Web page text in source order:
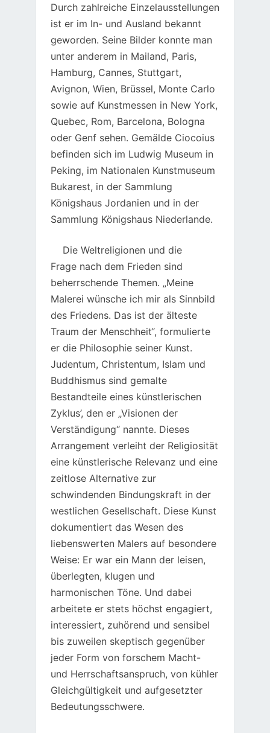
Durch zahlreiche Einzelausstellungen
ist er im In- und Ausland bekannt
geworden. Seine Bilder konnte man
unter anderem in Mailand, Paris,
Hamburg, Cannes, Stuttgart,
Avignon, Wien, Brüssel, Monte Carlo
sowie auf Kunstmessen in New York,
Quebec, Rom, Barcelona, Bologna
oder Genf sehen. Gemälde Ciocoius
befinden sich im Ludwig Museum in
Peking, im Nationalen Kunstmuseum
Bukarest, in der Sammlung
Königshaus Jordanien und in der
Sammlung Königshaus Niederlande.
Die Weltreligionen und die
Frage nach dem Frieden sind
beherrschende Themen. „Meine
Malerei wünsche ich mir als Sinnbild
des Friedens. Das ist der älteste
Traum der Menschheit“, formulierte
er die Philosophie seiner Kunst.
Judentum, Christentum, Islam und
Buddhismus sind gemalte
Bestandteile eines künstlerischen
Zyklus’, den er „Visionen der
Verständigung“ nannte. Dieses
Arrangement verleiht der Religiosität
eine künstlerische Relevanz und eine
zeitlose Alternative zur
schwindenden Bindungskraft in der
westlichen Gesellschaft. Diese Kunst
dokumentiert das Wesen des
liebenswerten Malers auf besondere
Weise: Er war ein Mann der leisen,
überlegten, klugen und
harmonischen Töne. Und dabei
arbeitete er stets höchst engagiert,
interessiert, zuhörend und sensibel
bis zuweilen skeptisch gegenüber
jeder Form von forschem Macht-
und Herrschaftsanspruch, von kühler
Gleichgültigkeit und aufgesetzter
Bedeutungsschwere.